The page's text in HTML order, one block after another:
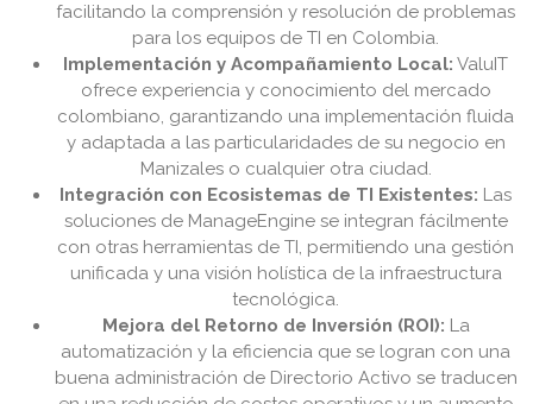
facilitando la comprensión y resolución de problemas
para los equipos de TI en Colombia.
Implementación y Acompañamiento Local: ValuIT
ofrece experiencia y conocimiento del mercado
colombiano, garantizando una implementación fluida
y adaptada a las particularidades de su negocio en
Manizales o cualquier otra ciudad.
Integración con Ecosistemas de TI Existentes: Las
soluciones de ManageEngine se integran fácilmente
con otras herramientas de TI, permitiendo una gestión
unificada y una visión holística de la infraestructura
tecnológica.
Mejora del Retorno de Inversión (ROI): La
automatización y la eficiencia que se logran con una
buena administración de Directorio Activo se traducen